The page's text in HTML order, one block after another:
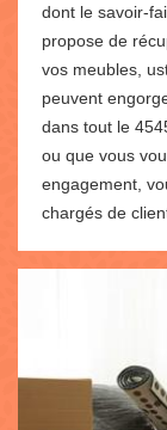
dont le savoir-
propose de
vos meubles,
peuvent
dans tout le
ou que vous
engagement,
chargés de